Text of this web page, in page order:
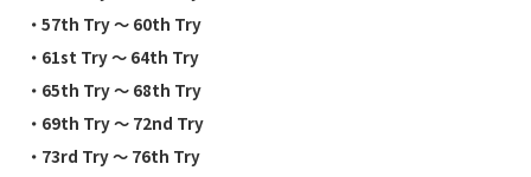
・57th Try 〜 60th Try
・ 61st Try 〜 64th Try
・ 65th Try 〜 68th Try
・ 69th Try 〜 72nd Try
・ 73rd Try 〜 76th Try